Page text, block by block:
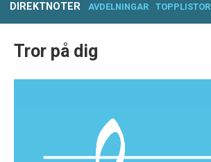
DIREKTNOTER AVDELNINGAR TOPPLISTOR
Tror på dig